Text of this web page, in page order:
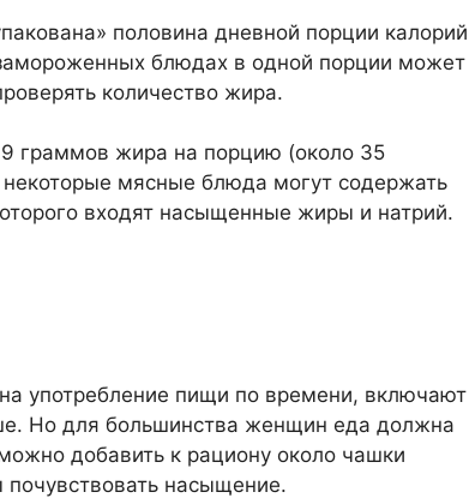
половина дневной порции калорий
блюдах в одной порции может
количество жира.
граммов жира на порцию (около 35
мясные блюда могут содержать
входят насыщенные жиры и натрий.
употребление пищи по времени, включают
Но для большинства женщин еда должна
добавить к рациону около чашки
насыщение.